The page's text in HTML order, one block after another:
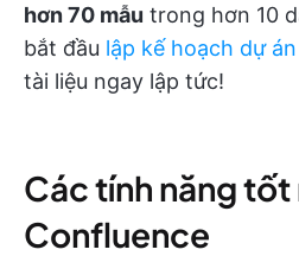
hơn 70 mẫu trong hơn 10
bắt đầu lập kế hoạch dự án
tài liệu ngay lập tức!
Các tính năng tốt
Confluence